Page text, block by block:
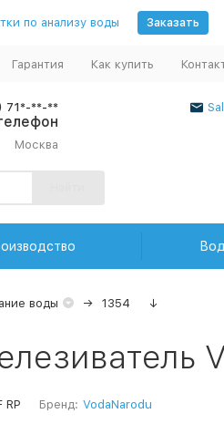
по анализу воды Заказать
Гарантия Как купить
71*-**-**
Москва
воды 1354 ↓
RP Бренд: VodaNarodu